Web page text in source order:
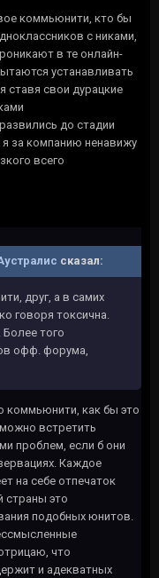
коммьюнити, кто бы
с никами,
в те онлайн-
устанавливать
ставя свои дурацкие
до стадии
за компанию ненавижу
всего
сказал:
друг, а в самих
говоря токсична.
того
офф. форума,
коммьюнити, как бы это
встретить
проблем, если б они
Каждое
на себе отпечаток
страны это
подобных юнитов.
что
и адекватных